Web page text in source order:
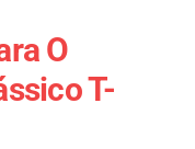
O
T-